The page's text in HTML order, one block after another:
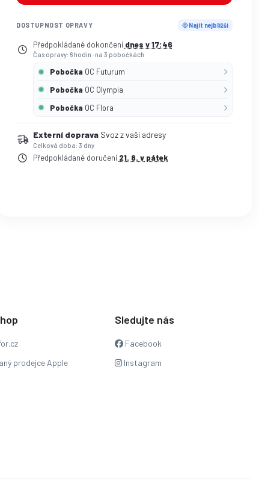
DOSTUPNOST OPRAVY Najít nejbližší
Předpokládané dokončení dnes v 17:46
Čas opravy: 6 hodin · na 3 pobočkách
Pobočka OC Futurum
Pobočka OC Olympia
Pobočka OC Flora
Externí doprava Svoz z vaší adresy
Celková doba: 3 dny
Předpokládané doručení 21. 8. v pátek
prodejce Apple
Sledujte nás
Facebook
Instagram